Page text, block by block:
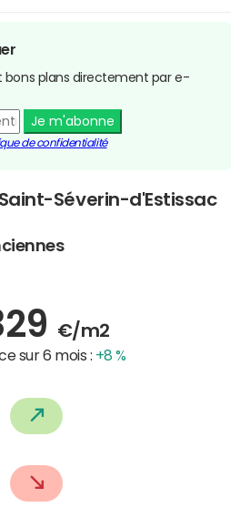
bons plans directement par e-
Je m'abonne
de confidentialité
Séverin-d'Estissac
€/m2
sur 6 mois : +8 %